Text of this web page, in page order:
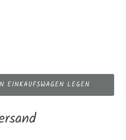
EINKAUFSWAGEN LEGEN